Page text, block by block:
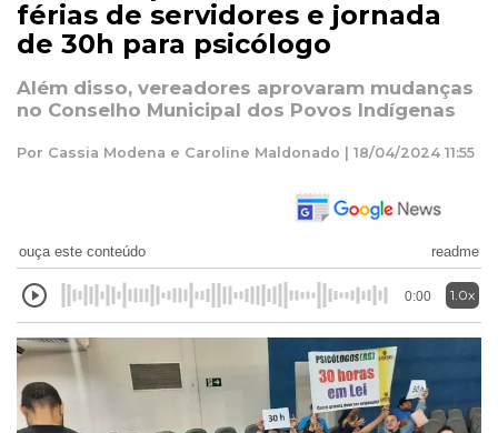
férias de servidores e jornada
de 30h para psicólogo
Além disso, vereadores aprovaram mudanças
no Conselho Municipal dos Povos Indígenas
Por Cassia Modena e Caroline Maldonado | 18/04/2024 11:55
ouça este conteúdo readme
0:00 1.0x